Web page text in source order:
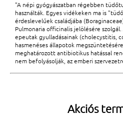
"A népi gyógyászatban régebben
használták. Egyes vidékeken ma is
érdeslevelűek családjába
Pulmonaria officinalis jelölésére
epeutak gyulladásainak (cholecystitis,
hasmenéses állapotok
meghatározott antibiotikus hatással
nem befolyásolják, az emberi
Akciós